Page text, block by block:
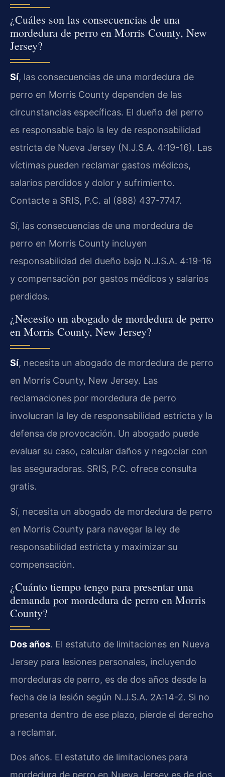
¿Cuáles son las consecuencias de una
mordedura de perro en Morris County, New
Jersey?
Sí, las consecuencias de una mordedura de
perro en Morris County dependen de las
circunstancias específicas. El dueño del perro
es responsable bajo la ley de responsabilidad
estricta de Nueva Jersey (N.J.S.A. 4:19-16). Las
víctimas pueden reclamar gastos médicos,
salarios perdidos y dolor y sufrimiento.
Contacte a SRIS, P.C. al (888) 437-7747.
Sí, las consecuencias de una mordedura de
perro en Morris County incluyen
responsabilidad del dueño bajo N.J.S.A. 4:19-16
y compensación por gastos médicos y salarios
perdidos.
¿Necesito un abogado de mordedura de perro
en Morris County, New Jersey?
Sí, necesita un abogado de mordedura de perro
en Morris County, New Jersey. Las
reclamaciones por mordedura de perro
involucran la ley de responsabilidad estricta y la
defensa de provocación. Un abogado puede
evaluar su caso, calcular daños y negociar con
las aseguradoras. SRIS, P.C. ofrece consulta
gratis.
Sí, necesita un abogado de mordedura de perro
en Morris County para navegar la ley de
responsabilidad estricta y maximizar su
compensación.
¿Cuánto tiempo tengo para presentar una
demanda por mordedura de perro en Morris
County?
Dos años. El estatuto de limitaciones en Nueva
Jersey para lesiones personales, incluyendo
mordeduras de perro, es de dos años desde la
fecha de la lesión según N.J.S.A. 2A:14-2. Si no
presenta dentro de ese plazo, pierde el derecho
a reclamar.
Dos años. El estatuto de limitaciones para
mordedura de perro en Nueva Jersey es de dos